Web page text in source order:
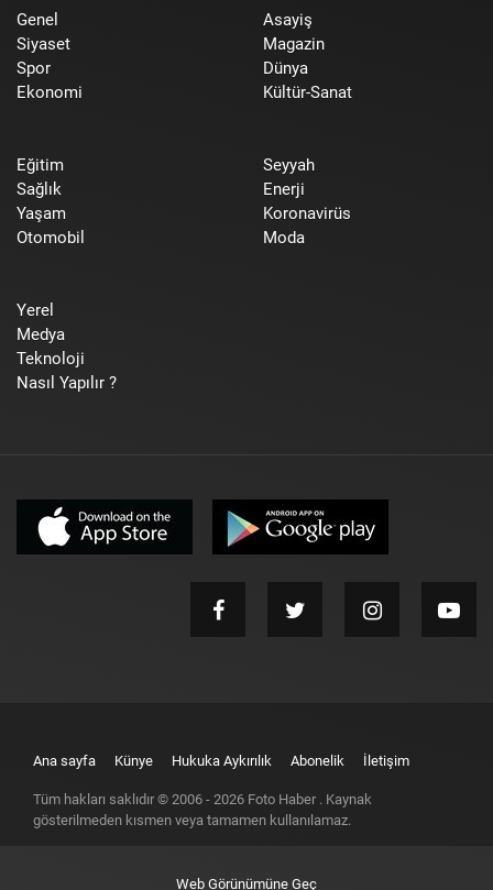
Genel
Siyaset
Spor
Ekonomi
Asayiş
Magazin
Dünya
Kültür-Sanat
Eğitim
Sağlık
Yaşam
Otomobil
Seyyah
Enerji
Koronavirüs
Moda
Yerel
Medya
Teknoloji
Nasıl Yapılır ?
Ana sayfa Künye Hukuka Aykırılık Abonelik İletişim
Tüm hakları saklıdır © 2006 - 2026 Foto Haber . Kaynak
gösterilmeden kısmen veya tamamen kullanılamaz.
Web Görünümüne Geç